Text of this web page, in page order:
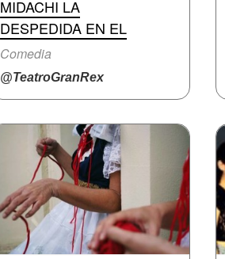
MIDACHI LA
DESPEDIDA EN EL
Comedia
@TeatroGranRex